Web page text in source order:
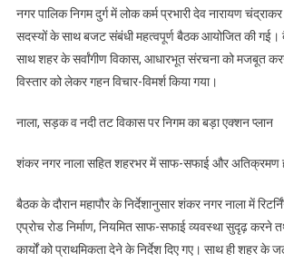
नगर पालिक निगम दुर्ग में लोक कर्म प्रभारी देव नारायण
सदस्यों के साथ बजट संबंधी महत्वपूर्ण बैठक आयोजित की गई।
साथ शहर के सर्वांगीण विकास, आधारभूत संरचना को मजबूत
विस्तार को लेकर गहन विचार-विमर्श किया गया।
नाला, सड़क व नदी तट विकास पर निगम का बड़ा एक्शन प्लान
शंकर नगर नाला सहित शहरभर में साफ-सफाई और अतिक्रमण
बैठक के दौरान महापौर के निर्देशानुसार शंकर नगर नाला में
एप्रोच रोड निर्माण, नियमित साफ-सफाई व्यवस्था सुदृढ़ करने
कार्यों को प्राथमिकता देने के निर्देश दिए गए। साथ ही शहर के